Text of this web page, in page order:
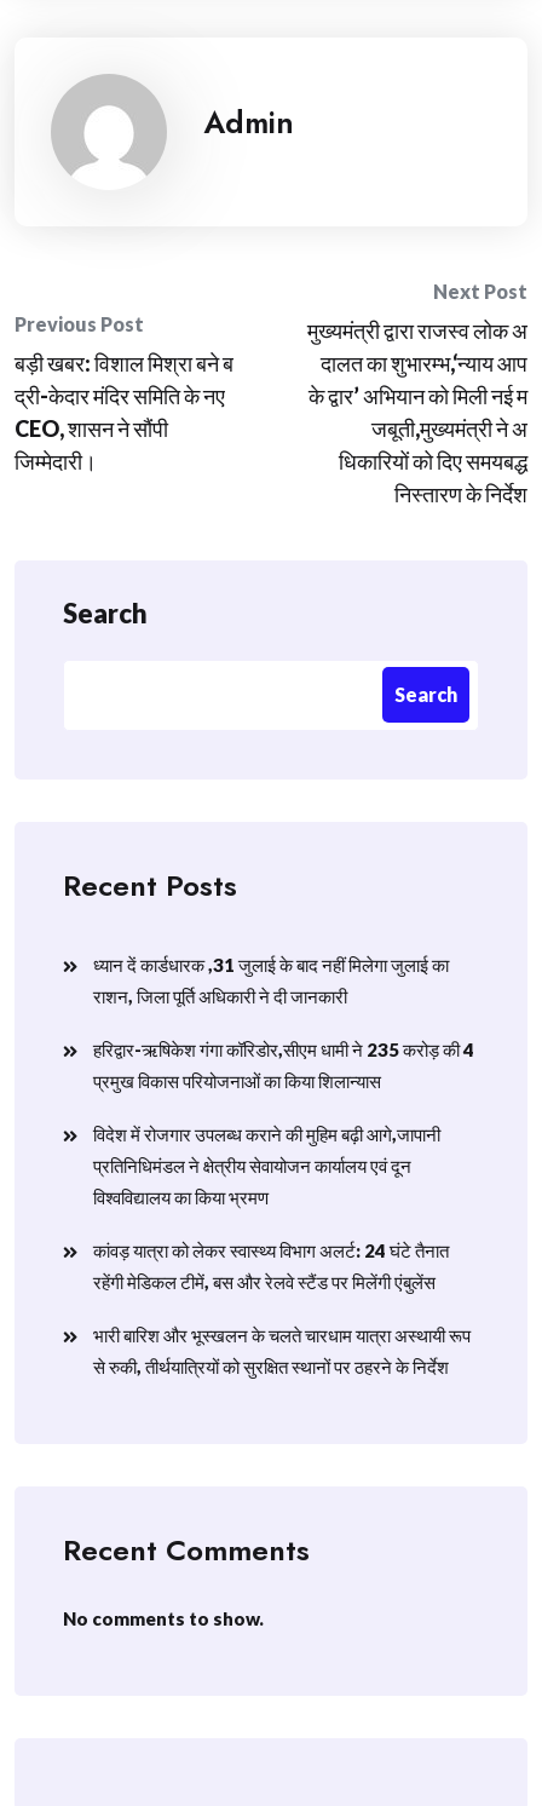
Admin
Post
navigation
Previous Post
बड़ी खबर: विशाल मिश्रा बने ब
द्री-केदार मंदिर समिति के नए
CEO, शासन ने सौंपी
जिम्मेदारी।
Next Post
मुख्यमंत्री द्वारा राजस्व लोक अ
दालत का शुभारम्भ,‘न्याय आप
के द्वार’ अभियान को मिली नई म
जबूती,मुख्यमंत्री ने अ
धिकारियों को दिए समयबद्ध
निस्तारण के निर्देश
Search
Search
Recent Posts
ध्यान दें कार्डधारक ,31 जुलाई के बाद नहीं मिलेगा जुलाई का
राशन, जिला पूर्ति अधिकारी ने दी जानकारी
हरिद्वार-ऋषिकेश गंगा कॉरिडोर,सीएम धामी ने 235 करोड़ की 4
प्रमुख विकास परियोजनाओं का किया शिलान्यास
विदेश में रोजगार उपलब्ध कराने की मुहिम बढ़ी आगे,जापानी
प्रतिनिधिमंडल ने क्षेत्रीय सेवायोजन कार्यालय एवं दून
विश्वविद्यालय का किया भ्रमण
​कांवड़ यात्रा को लेकर स्वास्थ्य विभाग अलर्ट: 24 घंटे तैनात
रहेंगी मेडिकल टीमें, बस और रेलवे स्टैंड पर मिलेंगी एंबुलेंस
​भारी बारिश और भूस्खलन के चलते चारधाम यात्रा अस्थायी रूप
से रुकी, तीर्थयात्रियों को सुरक्षित स्थानों पर ठहरने के निर्देश
Recent Comments
No comments to show.